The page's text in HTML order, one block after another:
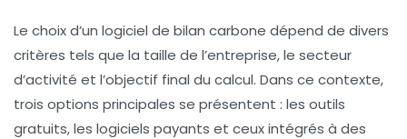
Le choix d’un logiciel de bilan carbone dépend de divers
critères tels que la taille de l’entreprise, le secteur
d’activité et l’objectif final du calcul. Dans ce contexte,
trois options principales se présentent : les outils
gratuits, les logiciels payants et ceux intégrés à des